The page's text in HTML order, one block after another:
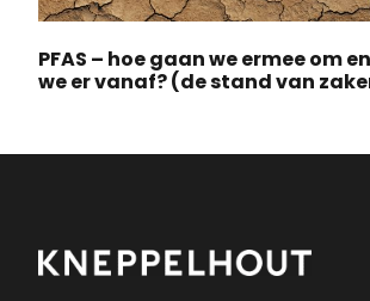
PFAS – hoe gaan we ermee om
we er vanaf? (de stand van